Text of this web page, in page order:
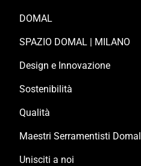
DOMAL
SPAZIO DOMAL | MILANO
Design e Innovazione
Sostenibilità
Qualità
Maestri Serramentisti Domal
Unisciti a noi